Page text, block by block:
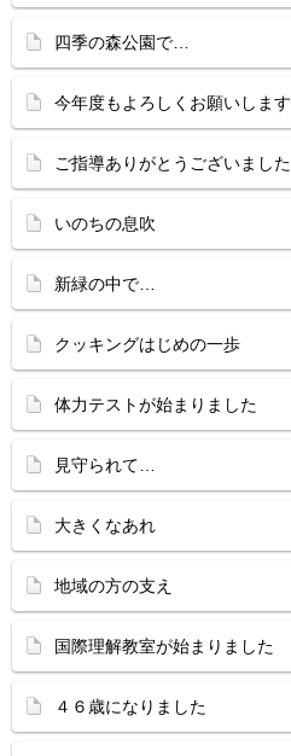
四季の森公園で…
今年度もよろしくお願いします
ご指導ありがとうございました
いのちの息吹
新緑の中で…
クッキングはじめの一歩
体力テストが始まりました
見守られて…
大きくなあれ
地域の方の支え
国際理解教室が始まりました
４６歳になりました